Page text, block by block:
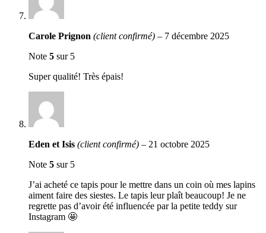
Carole Prignon (client confirmé) – 7 décembre 2025
Note 5 sur 5
Super qualité! Très épais!
Eden et Isis (client confirmé) – 21 octobre 2025
Note 5 sur 5
J’ai acheté ce tapis pour le mettre dans un coin où mes lapins
aiment faire des siestes. Le tapis leur plaît beaucoup! Je ne
regrette pas d’avoir été influencée par la petite teddy sur
Instagram 🤩